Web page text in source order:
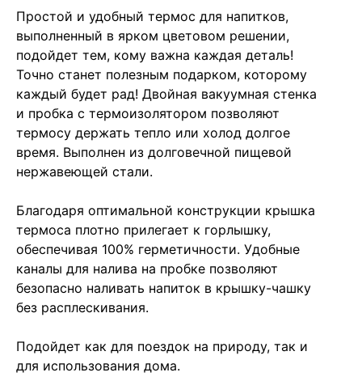
Простой и удобный термос для напитков,
выполненный в ярком цветовом решении,
подойдет тем, кому важна каждая деталь!
Точно станет полезным подарком, которому
каждый будет рад! Двойная вакуумная стенка
и пробка с термоизолятором позволяют
термосу держать тепло или холод долгое
время. Выполнен из долговечной пищевой
нержавеющей стали.
Благодаря оптимальной конструкции крышка
термоса плотно прилегает к горлышку,
обеспечивая 100% герметичности. Удобные
каналы для налива на пробке позволяют
безопасно наливать напиток в крышку-чашку
без расплескивания.
Подойдет как для поездок на природу, так и
для использования дома.